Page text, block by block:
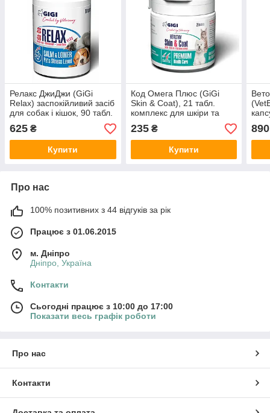
Релакс ДжиДжи (GiGi
Relax) заспокійливий засіб
для собак і кішок, 90 табл.
625 ₴
Купити
Код Омега Плюс (GiGi
Skin & Coat), 21 табл.
комплекс для шкіри та
235₴
Купити
890
Про нас
100% позитивних з 44 відгуків за рік
Працює з 01.06.2015
м. Дніпро
Дніпро, Україна
Контакти
Сьогодні працює з 10:00 до 17:00
Показати весь графік роботи
Про нас
Контакти